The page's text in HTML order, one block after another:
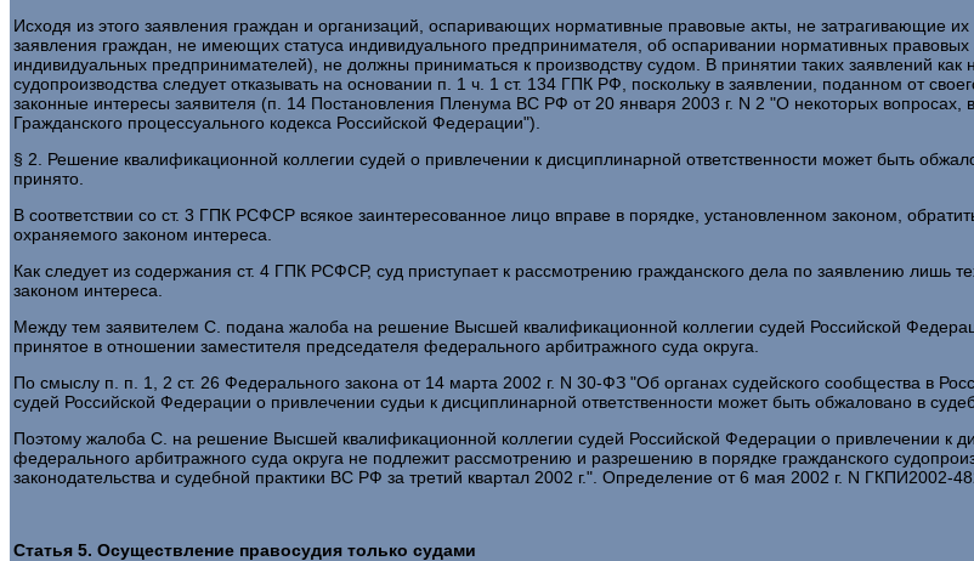
Исходя из этого заявления граждан и организаций, оспаривающих нормативные правовые акты, не затрагивающие
заявления граждан, не имеющих статуса индивидуального предпринимателя, об оспаривании нормативных
индивидуальных предпринимателей), не должны приниматься к производству судом. В принятии таких заявлений
судопроизводства следует отказывать на основании п. 1 ч. 1 ст. 134 ГПК РФ, поскольку в заявлении, поданном от
законные интересы заявителя (п. 14 Постановления Пленума ВС РФ от 20 января 2003 г. N 2 "О некоторых вопросах,
Гражданского процессуального кодекса Российской Федерации").
§ 2. Решение квалификационной коллегии судей о привлечении к дисциплинарной ответственности может быть
принято.
В соответствии со ст. 3 ГПК РСФСР всякое заинтересованное лицо вправе в порядке, установленном законом,
охраняемого законом интереса.
Как следует из содержания ст. 4 ГПК РСФСР, суд приступает к рассмотрению гражданского дела по заявлению лишь
законом интереса.
Между тем заявителем С. подана жалоба на решение Высшей квалификационной коллегии судей Российской
принятое в отношении заместителя председателя федерального арбитражного суда округа.
По смыслу п. п. 1, 2 ст. 26 Федерального закона от 14 марта 2002 г. N 30-ФЗ "Об органах судейского сообщества в
судей Российской Федерации о привлечении судьи к дисциплинарной ответственности может быть обжаловано в
Поэтому жалоба С. на решение Высшей квалификационной коллегии судей Российской Федерации о привлечении к
федерального арбитражного суда округа не подлежит рассмотрению и разрешению в порядке гражданского
законодательства и судебной практики ВС РФ за третий квартал 2002 г.". Определение от 6 мая 2002 г. N ГКПИ2002-
Статья 5. Осуществление правосудия только судами